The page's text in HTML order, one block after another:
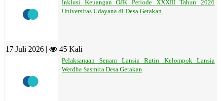
Inklusi Keuangan OJK Periode XXXIII Tahun 2026
Universitas Udayana di Desa Getakan
17 Juli 2026 | 45 Kali
Pelaksanaan Senam Lansia Rutin Kelompok Lansia
Werdha Sasmita Desa Getakan